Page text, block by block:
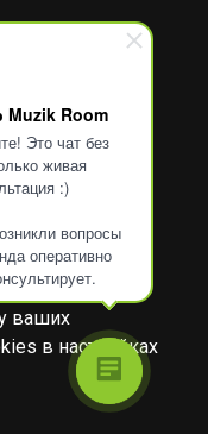
Muzik Room
Это чат без
живая
:)
вопросы
оперативно
TELEGRAM
2023-2026
сбора
Просим
ваших
в настройках